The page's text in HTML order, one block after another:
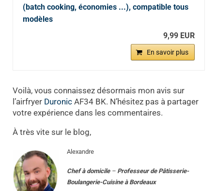
(batch cooking, économies ...), compatible tous
modèles
9,99 EUR
En savoir plus
Voilà, vous connaissez désormais mon avis sur
l’airfryer DuronicAF34 BK. N’hésitez pas à partager
votre expérience dans les commentaires.
À très vite sur le blog,
Alexandre
Chef à domicile– Professeur de Pâtisserie-
Boulangerie-Cuisine à Bordeaux